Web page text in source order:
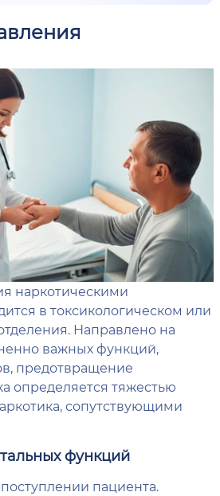
наркотическими
в токсикологическом или
Направлено на
важных функций,
предотвращение
определяется тяжестью
сопутствующими
функций
пациента.